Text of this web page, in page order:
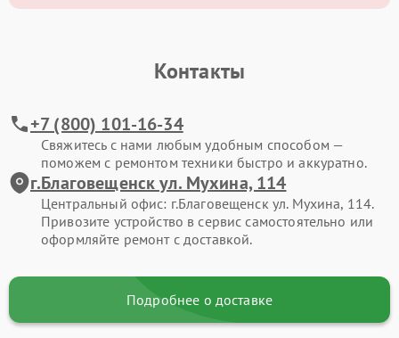
Контакты
+7 (800) 101-16-34
Свяжитесь с нами любым удобным способом —
поможем с ремонтом техники быстро и аккуратно.
г.Благовещенск ул. Мухина, 114
Центральный офис: г.Благовещенск ул. Мухина, 114.
Привозите устройство в сервис самостоятельно или
оформляйте ремонт с доставкой.
Подробнее о доставке